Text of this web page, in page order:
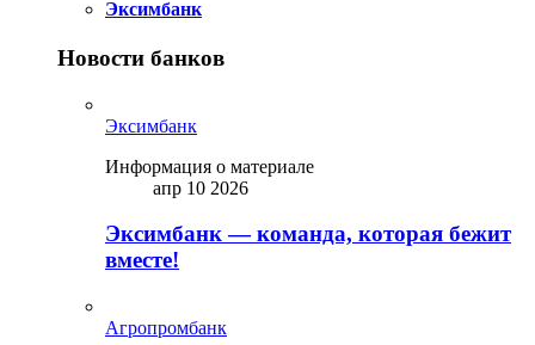
Эксимбанк
Новости банков
Эксимбанк
Информация о материале
апр 10 2026
Эксимбанк — команда, которая бежит
вместе!
Агропромбанк